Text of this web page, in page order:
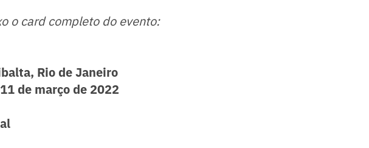
o card completo do evento:
Rio de Janeiro
de março de 2022